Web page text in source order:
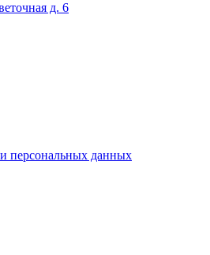
д. 6
персональных данных